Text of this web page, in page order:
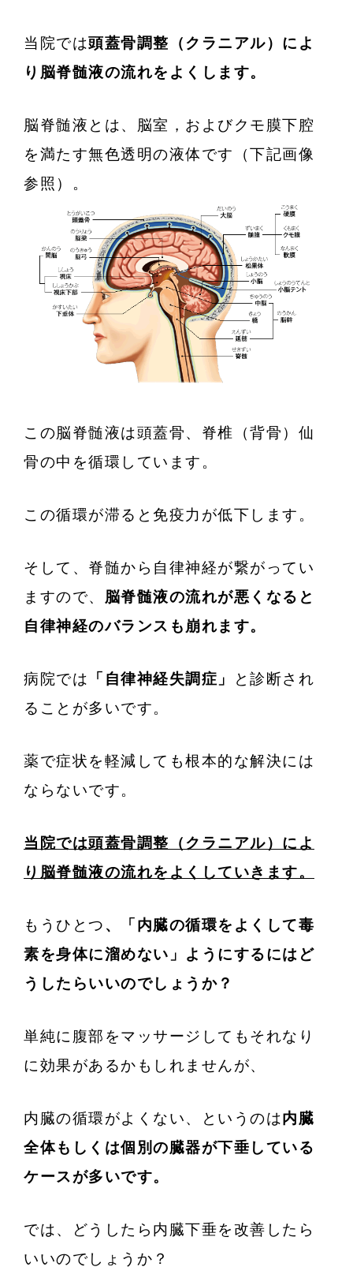
当院では頭蓋骨調整（クラニアル）によ
り脳脊髄液の流れをよくします。
脳脊髄液とは、脳室，およびクモ膜下腔
を満たす無色透明の液体です（下記画像
参照）。
この脳脊髄液は頭蓋骨、脊椎（背骨）仙
骨の中を循環しています。
この循環が滞ると免疫力が低下します。
そして、脊髄から自律神経が繋がってい
ますので、 脳脊髄液の流れが悪くなると
自律神経のバランスも崩れます。
病院では 「自律神経失調症」
と診断され
ることが多いです。
薬で症状を軽減しても根本的な解決には
ならないです。
当院では頭蓋骨調整（クラニアル）によ
り脳脊髄液の流れをよくしていきます。
もうひとつ 、「内臓の循環をよくして毒
素を身体に溜めない」ようにするにはど
うしたらいいのでしょうか？
単純に腹部をマッサージしてもそれなり
に効果があるかもしれませんが、
内臓の循環がよくない、というのは内臓
全体もしくは個別の臓器が下垂している
ケースが多いです。
では、どうしたら内臓下垂を改善したら
いいのでしょうか？